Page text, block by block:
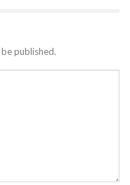
published.